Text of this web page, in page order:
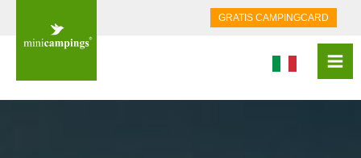
GRATIS CAMPINGCARD